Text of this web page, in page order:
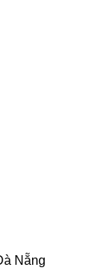
Nẵng